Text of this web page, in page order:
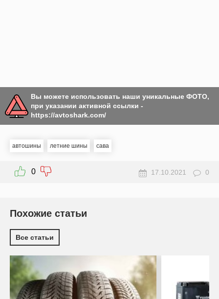
Вы можете использовать наши уникальные ФОТО,
при указании активной ссылки -
https://avtoshark.com/
автошины летние шины сава
0 17.10.2021 0
Похожие статьи
Все статьи